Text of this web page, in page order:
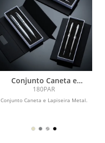
Conjunto Caneta e
Lapiseira Metal
180PAR
Conjunto Caneta e Lapiseira Metal.